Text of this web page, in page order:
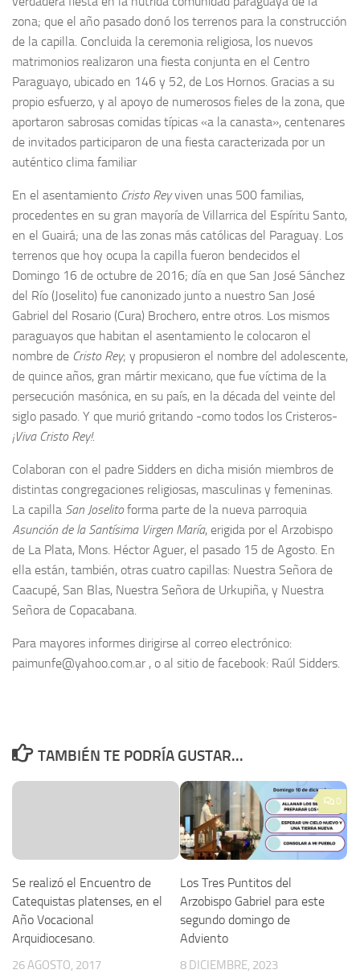
zona; que el año pasado donó los terrenos para la construcción
de la capilla. Concluida la ceremonia religiosa, los nuevos
matrimonios realizaron una fiesta conjunta en el Centro
Paraguayo, ubicado en 146 y 52, de Los Hornos. Gracias a su
propio esfuerzo, y al apoyo de numerosos fieles de la zona, que
aportaron sabrosas comidas típicas «a la canasta», centenares
de invitados participaron de una fiesta caracterizada por un
auténtico clima familiar
En el asentamiento Cristo Reyviven unas 500 familias,
procedentes en su gran mayoría de Villarrica del Espíritu Santo,
en el Guairá; una de las zonas más católicas del Paraguay. Los
terrenos que hoy ocupa la capilla fueron bendecidos el
Domingo 16 de octubre de 2016; día en que San José Sánchez
del Río (Joselito) fue canonizado junto a nuestro San José
Gabriel del Rosario (Cura) Brochero, entre otros. Los mismos
paraguayos que habitan el asentamiento le colocaron el
nombre de Cristo Rey; y propusieron el nombre del adolescente,
de quince años, gran mártir mexicano, que fue víctima de la
persecución masónica, en su país, en la década del veinte del
siglo pasado. Y que murió gritando -como todos los Cristeros-
¡Viva Cristo Rey!.
Colaboran con el padre Sidders en dicha misión miembros de
distintas congregaciones religiosas, masculinas y femeninas.
La capilla San Joselitoforma parte de la nueva parroquia
Asunción de la Santísima Virgen María, erigida por el Arzobispo
de La Plata, Mons. Héctor Aguer, el pasado 15 de Agosto. En
ella están, también, otras cuatro capillas: Nuestra Señora de
Caacupé, San Blas, Nuestra Señora de Urkupiña, y Nuestra
Señora de Copacabana.
Para mayores informes dirigirse al correo electrónico:
paimunfe@yahoo.com.ar , o al sitio de facebook: Raúl Sidders.
TAMBIÉN TE PODRÍA GUSTAR...
Se realizó el Encuentro de
Catequistas platenses, en el
Año Vocacional
Arquidiocesano.
26 AGOSTO, 2017
0
Los Tres Puntitos del
Arzobispo Gabriel para este
segundo domingo de
Adviento
8 DICIEMBRE, 2023